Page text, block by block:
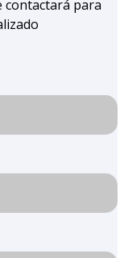
contactará para